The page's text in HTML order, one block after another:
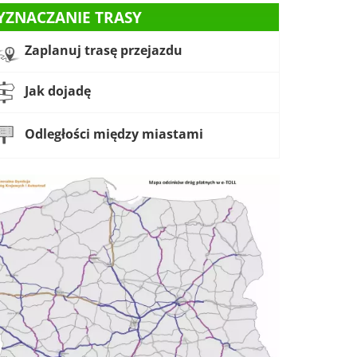
TRASY
Zaplanuj trasę przejazdu
Jak dojadę
Odległości między miastami